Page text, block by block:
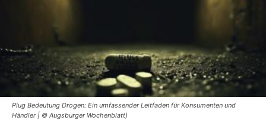
Plug Bedeutung Drogen: Ein umfassender Leitfaden für Konsumenten und
Händler | © Augsburger Wochenblatt)